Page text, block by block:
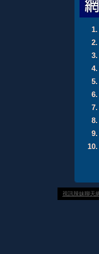
視訊辣妹聊天